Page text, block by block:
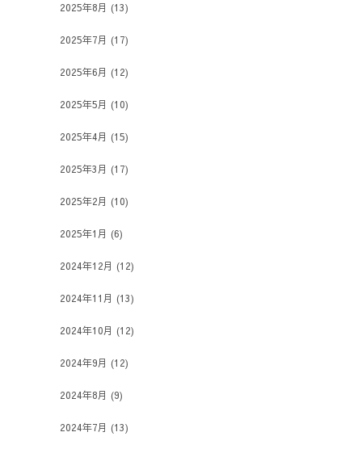
2025年8月 (13)
2025年7月 (17)
2025年6月 (12)
2025年5月 (10)
2025年4月 (15)
2025年3月 (17)
2025年2月 (10)
2025年1月 (6)
2024年12月 (12)
2024年11月 (13)
2024年10月 (12)
2024年9月 (12)
2024年8月 (9)
2024年7月 (13)